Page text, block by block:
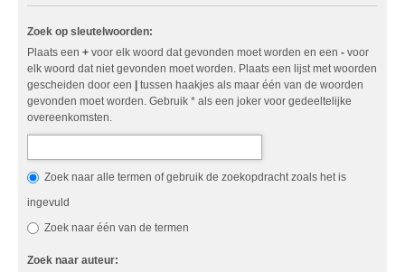
Zoek op sleutelwoorden:
Plaats een + voor elk woord dat gevonden moet worden en een - voor
elk woord dat niet gevonden moet worden. Plaats een lijst met woorden
gescheiden door een | tussen haakjes als maar één van de woorden
gevonden moet worden. Gebruik * als een joker voor gedeeltelijke
overeenkomsten.
Zoek naar alle termen of gebruik de zoekopdracht zoals het is
ingevuld
Zoek naar één van de termen
Zoek naar auteur: